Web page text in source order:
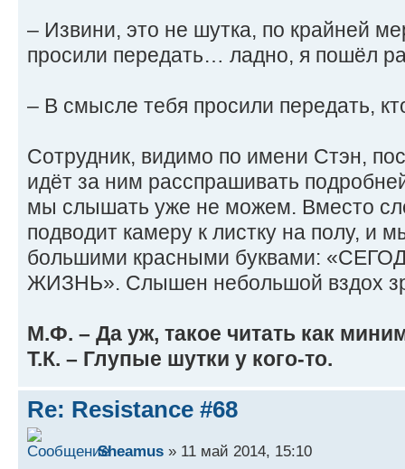
– Извини, это не шутка, по крайней
просили передать… ладно, я пошёл
– В смысле тебя просили передать,
Сотрудник, видимо по имени Стэн,
идёт за ним расспрашивать
мы слышать уже не можем. Вместо
подводит камеру к листку на полу, и
большими красными буквами:
ЖИЗНЬ». Слышен небольшой вздох
М.Ф. – Да уж, такое читать как
Т.К. – Глупые шутки у кого-то.
Re: Resistance #68
Sheamus » 11 май 2014, 15:10